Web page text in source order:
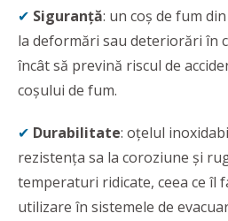
✔ Siguranță: un coș de fum
la deformări sau deteriorări în
încât să prevină riscul de
coșului de fum.
✔ Durabilitate: oțelul
rezistența sa la coroziune și
temperaturi ridicate, ceea ce îl
utilizare în sistemele de